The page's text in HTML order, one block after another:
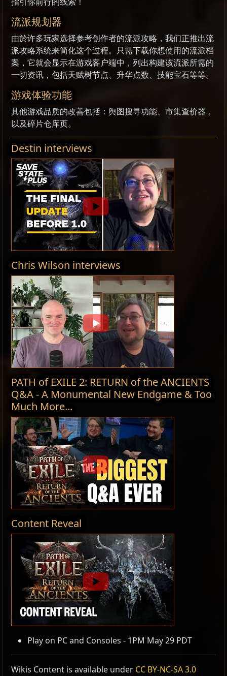
流派规划器
由於许多玩家选择参考创作者的流派攻略，我们正推出流
派攻略系统来简化这个过程。只需下载你想使用的流派档
案，它就会显示在游戏客户端中，列出构建该流派所需的
一切资讯，包括天赋树节点、升华点数、技能宝石等等。
游戏体验功能
其他游戏品质的改善包括：舆图搜寻功能、市集查价器，
以及碎片仓库页。
Destin interviews
Chris Wilson interviews
PATH of EXILE 2: RETURN of the ANCIENTS
Q&A - A Monumental New Endgame & Too
Much More...
Content Reveal
Play on PC and Consoles - 1PM May 29 PDT
Wikis Content is available under CC BY-NC-SA 3.0